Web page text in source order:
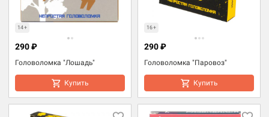
14+
Головоломка "Лошадь"
290 ₽
Купить
16+
Головоломка "Паровоз"
290 ₽
Купить